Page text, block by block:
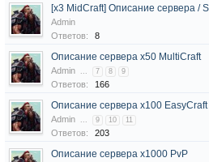
[x3 MidCraft] Описание сервера /
Admin
Ответов:
8
Описание сервера х50 MultiCraft
Admin ... 7 8 9
Ответов: 166
Описание сервера х100 EasyCraft
Admin ... 9 10 11
Ответов: 203
Описание сервера x1000 PvP